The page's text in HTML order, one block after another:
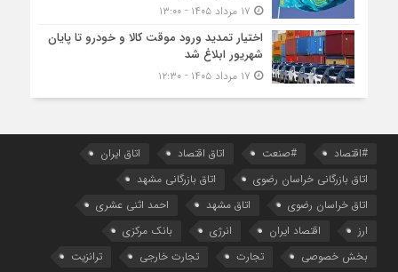
اختیار تمدید ورود موقت کالا و خودرو تا پایان
شهریور ابلاغ شد
#اقتصاد #صنعت اتاق اقتصاد
اتاق ایران
اتاق بازرگانی خراسان رضوی
اتاق بازرگانی مشهد
اتاق خراسان رضوی
اتاق مشهد
احمد اثنی عشری
ارز
اقتصاد ایران انرژی
بانک مرکزی
بخش خصوصی
تجارت تجارت خارجی ترانزیت